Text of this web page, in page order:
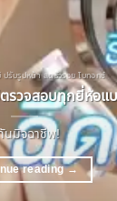
รับรูปหน้า ลดริ้วรอย โบทอกซ์
วจสอบทุกยี่ห้อแ
นมิจฉาชีพ!
reading→